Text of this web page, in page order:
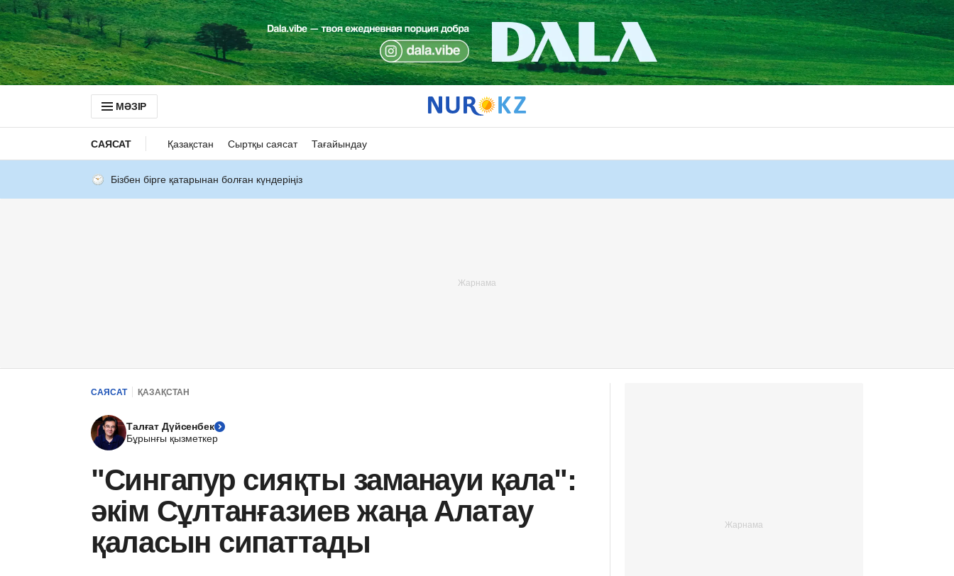
МӘЗІР
САЯСАТ Қазақстан Сыртқы саясат Тағайындау
Бізбен бірге қатарынан болған күндеріңіз
САЯСАТ ҚАЗАҚСТАН
Талғат Дүйсенбек
Бұрынғы қызметкер
"Сингапур сияқты заманауи қала":
әкім Сұлтанғазиев жаңа Алатау
қаласын сипаттады